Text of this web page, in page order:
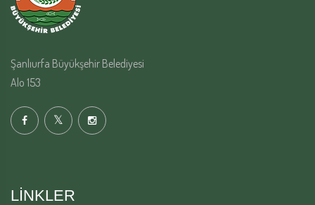
Şanlıurfa Büyükşehir Belediyesi
Alo 153
LINKLER